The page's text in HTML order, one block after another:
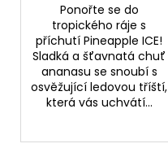
Ponořte se do
tropického ráje s
příchutí Pineapple ICE!
Sladká a šťavnatá chuť
ananasu se snoubí s
osvěžující ledovou tříští,
která vás uchvátí...